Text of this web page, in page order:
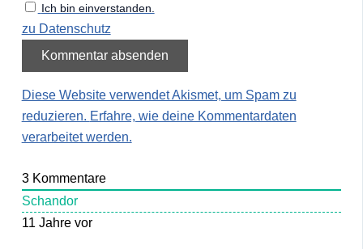
Ich bin einverstanden.
zu Datenschutz
Diese Website verwendet Akismet, um Spam zu
reduzieren. Erfahre, wie deine Kommentardaten
verarbeitet werden.
3Kommentare
Schandor
11 Jahre vor